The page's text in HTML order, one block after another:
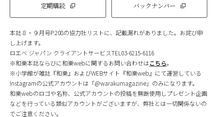
定期購読 バックナンバー
本誌８・９月号P.208の協力社リストに、記載漏れがありました。お詫び申
し上げます。
ロエベ ジャパン クライアントサービスTEL03-6215-6116
※和樂本誌ならびに和樂webに関するお問い合わせはこちら。
※小学館が雑誌『和樂』およびWEBサイト『和樂web』にて運営している
Instagramの公式アカウントは「@warakumagazine」のみになります。
和樂webのロゴや名称、公式アカウントの投稿を無断使用しプレゼント企画
などを行っている類似アカウントがございますが、弊社とは一切関係ないの
でご注意ください。